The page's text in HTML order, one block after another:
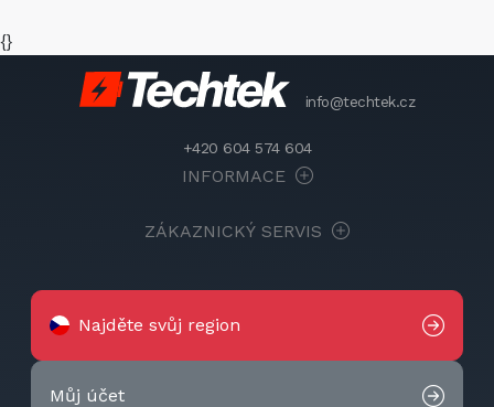
{}
info@techtek.cz
+420 604 574 604
INFORMACE
ZÁKAZNICKÝ SERVIS
Najděte svůj region
Můj účet